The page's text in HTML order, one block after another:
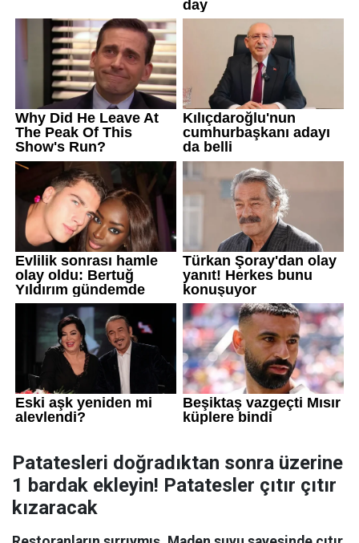
Patatesleri doğradıktan sonra üzerine
1 bardak ekleyin! Patatesler çıtır çıtır
kızaracak